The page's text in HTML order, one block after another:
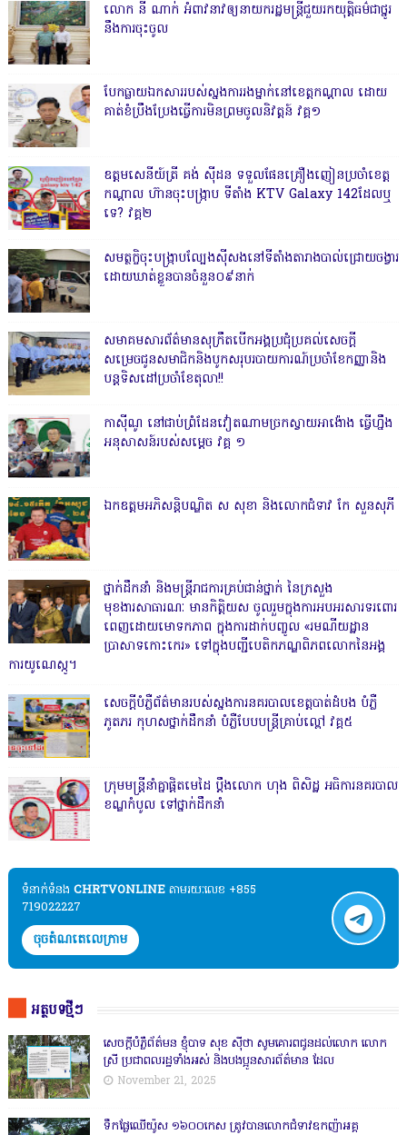
លោក នី ណាក់ អំពាវនាវឲ្យនាយករដ្ឋមន្ត្រីជួយរកយុត្តិធម៌ជាថ្នូរ
នឹងការចុះចូល
បែកធ្លាយឯកសាររបស់ស្នងការរងម្នាក់នៅខេត្តកណ្ដាល ដោយ
គាត់ខំប្រឹងប្រែងធ្វើការមិនព្រមចូលនិវត្តន៍ វគ្គ១
ឧត្តមសេនីយ៍ត្រី គង់ ស៊ីដន ទទួលផែនគ្រឿងញៀនប្រចាំខេត្ត
កណ្តាល ហ៊ានចុះបង្ក្រាប ទីតាំង KTV Galaxy 142ដែលឬ
ទេ? វគ្គ២
សមត្ថកិ្ចចុះបង្ក្រាបល្បែងស៊ីសងនៅទីតាំងតារាងបាល់ជ្រោយចង្វារ
ដោយឃាត់ខ្លួនបានចំនួន០៩នាក់
សមាគមសារព័ត៌មានសុក្រឹតបើកអង្គប្រជុំប្រគល់សេចក្តី
សម្រេចជូនសមាជិកនិងបូកសរុបរបាយការណ៍ប្រចាំខែកញ្ញានិង
បន្តទិសដៅប្រចាំខែតុលា!!
កាសុីណូ នៅជាប់ព្រំដែនវៀតណាមច្រកស្វាយអាង៉ោង ធ្វើហ្នឹង
អនុសាសន៍របស់សម្ដេច វគ្គ ១
ឯកឧត្តមអភិសន្តិបណ្ឌិត ស សុខា និងលោកជំទាវ កែ សួនសុភី
ថ្នាក់ដឹកនាំ និងមន្ត្រីរាជការគ្រប់ជាន់ថ្នាក់ នៃក្រសួង
មុខងារសាធារណៈ មានកិត្តិយស ចូលរួមក្នុងការអបអរសារទរពោរ
ពេញដោយមោទកភាព ក្នុងការដាក់បញ្ចូល «រមណីយដ្ឋាន
ប្រាសាទកោះកេរ» ទៅក្នុងបញ្ជីបេតិកភណ្ឌពិភពលោកនៃអង្គ
ការយូណេស្កូ។
សេចក្តីបំភ្លឺព័ត៌មានរបស់ស្នងការនគរបាលខេត្តបាត់ដំបង បំភ្លឺ
ភូតភរ កុហសថ្នាក់ដឹកនាំ បំភ្លឺបែបបន្ត្រីគ្រាប់ល្ពៅ វគ្គ៥
ក្រុមមន្ត្រីនាំគ្នាផ្ដិតមេដៃ ប្ដឹងលោក ហុង ពិសិដ្ឋ អធិការនគរបាល
ខណ្ឌកំបូល ទៅថ្នាក់ដឹកនាំ
ទំនាក់ទំនង​​ CHRTVONLINE តាមរយៈលេខ +855
719022227
ចុចតំណតេលេក្រាម
អត្ថបទថ្មីៗ
សេចក្តីបំភ្លឺព័ត៌មន ខ្ញុំបាទ សុខ សុីថា សូមគោរពជូនដល់លោក លោក
ស្រី ប្រជាពលរដ្ឋទាំងអស់ និងបងប្អូនសារព័ត៌មាន ដែល
November 21, 2025
ទឹកផ្លែឈើយ៉ូស ១៦០០កេស ត្រូវបានលោកជំទាវឧកញ៉ាអគ្គ